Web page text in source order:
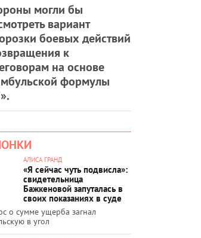
могли бы
вариант
боевых действий
к
на основе
формулы
АЛИСА ГРАНД
«Я сейчас чуть подвисла»:
свидетельница
Бажкеновой запуталась в
своих показаниях в суде
о сумме ущерба загнал
в угол